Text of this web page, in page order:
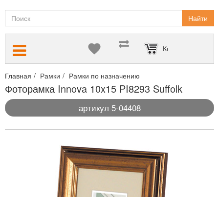
Найти
Корзина пуста
Главная Рамки Рамки по назначению
Фоторамка Innova 10x15 PI8293 Suffolk
артикул 5-04408